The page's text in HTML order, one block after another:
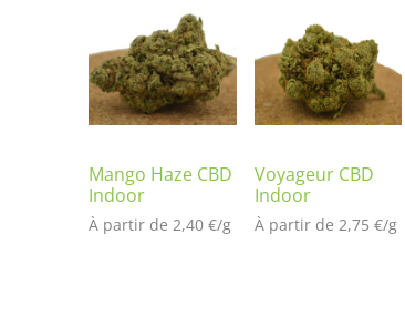
Mango Haze CBD
Indoor
À partir de 2,40 €/g
Voyageur CBD
Indoor
À partir de 2,75 €/g